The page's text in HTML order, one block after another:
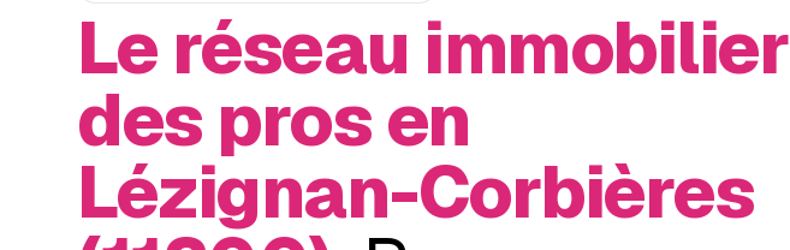
Le réseau immobilier
des pros en
Lézignan-Corbières